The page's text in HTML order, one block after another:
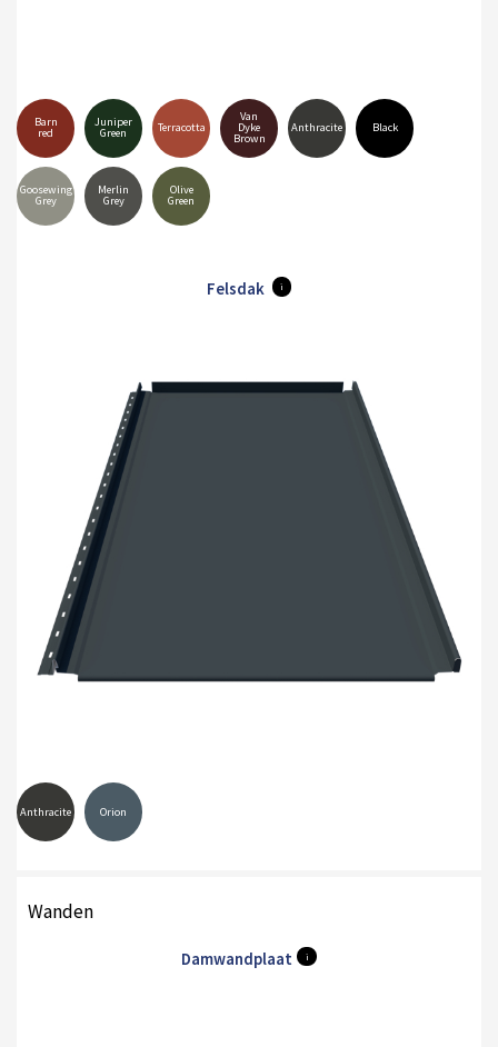
Barn
red
Juniper
Green Terracotta
Van
Dyke
Brown
Anthracite Black
Goosewing
Grey
Merlin
Grey
Olive
Green
Felsdak i
Anthracite Orion
Wanden
Damwandplaat i